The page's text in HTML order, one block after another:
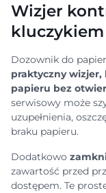
Wizjer
kluczykiem
Dozownik do
praktyczny wizjer,
papieru bez
serwisowy może
uzupełnienia,
braku papieru.
Dodatkowo
zawartość przed
dostępem. Te